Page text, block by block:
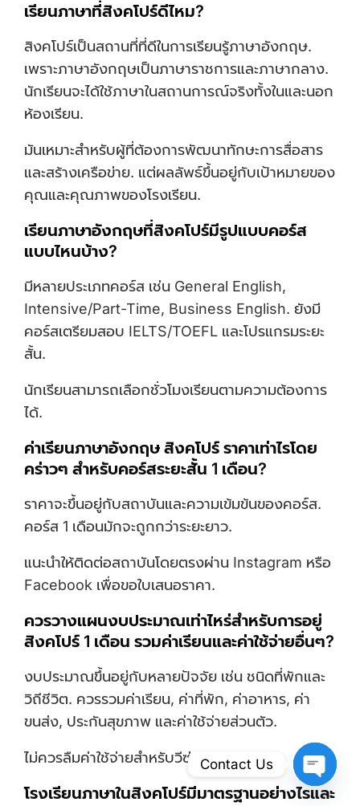
เรียนภาษาที่สิงคโปร์ดีไหม?
สิงคโปร์เป็นสถานที่ที่ดีในการเรียนรู้ภาษาอังกฤษ.
เพราะภาษาอังกฤษเป็นภาษาราชการและภาษากลาง.
นักเรียนจะได้ใช้ภาษาในสถานการณ์จริงทั้งในและนอก
ห้องเรียน.
มันเหมาะสำหรับผู้ที่ต้องการพัฒนาทักษะการสื่อสาร
และสร้างเครือข่าย. แต่ผลลัพธ์ขึ้นอยู่กับเป้าหมายของ
คุณและคุณภาพของโรงเรียน.
เรียนภาษาอังกฤษที่สิงคโปร์มีรูปแบบคอร์ส
แบบไหนบ้าง?
มีหลายประเภทคอร์ส เช่น General English,
Intensive/part-Time, Business English. ยังมี
คอร์สเตรียมสอบ IELTS/TOEFL และโปรแกรมระยะ
สั้น.
นักเรียนสามารถเลือกชั่วโมงเรียนตามความต้องการ
ได้.
ค่าเรียนภาษาอังกฤษ สิงคโปร์ ราคาเท่าไรโดย
คร่าวๆ สำหรับคอร์สระยะสั้น 1 เดือน?
ราคาจะขึ้นอยู่กับสถาบันและความเข้มข้นของคอร์ส.
คอร์ส 1 เดือนมักจะถูกกว่าระยะยาว.
แนะนำให้ติดต่อสถาบันโดยตรงผ่าน Instagram หรือ
Facebook เพื่อขอใบเสนอราคา.
ควรวางแผนงบประมาณเท่าไหร่สำหรับการอยู่
สิงคโปร์ 1 เดือน รวมค่าเรียนและค่าใช้จ่ายอื่นๆ?
งบประมาณขึ้นอยู่กับหลายปัจจัย เช่น ชนิดที่พักและ
วิถีชีวิต. ควรรวมค่าเรียน, ค่าที่พัก, ค่าอาหาร, ค่า
ขนส่ง, ประกันสุขภาพ และค่าใช้จ่ายส่วนตัว.
ไม่ควรลืมค่าใช้จ่ายสำหรับวีซ่าและฉุกเฉิน.
โรงเรียนภาษาในสิงคโปร์มีมาตรฐานอย่างไรและ
Contact Us
Open